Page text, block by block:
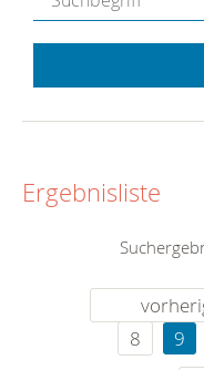
Ergebnisliste
8
9